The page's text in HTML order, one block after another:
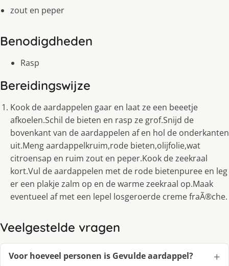
zout en peper
Benodigdheden
Rasp
Bereidingswijze
Kook de aardappelen gaar en laat ze een beeetje
afkoelen.Schil de bieten en rasp ze grof.Snijd de
bovenkant van de aardappelen af en hol de onderkanten
uit.Meng aardappelkruim,rode bieten,olijfolie,wat
citroensap en ruim zout en peper.Kook de zeekraal
kort.Vul de aardappelen met de rode bietenpuree en leg
er een plakje zalm op en de warme zeekraal op.Maak
eventueel af met een lepel losgeroerde creme fraÃ®che.
Veelgestelde vragen
Voor hoeveel personen is Gevulde aardappel?